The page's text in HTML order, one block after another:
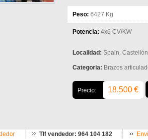
Peso: 6427 Kg
Potencia: 4x6 CV/KW
Localidad: Spain, Castellón
Categoria: Brazos
Precio: 18.500 €
Tlf vendedor: 964 104 182